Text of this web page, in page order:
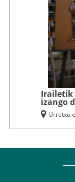
Irailetik
izango
Urretxu